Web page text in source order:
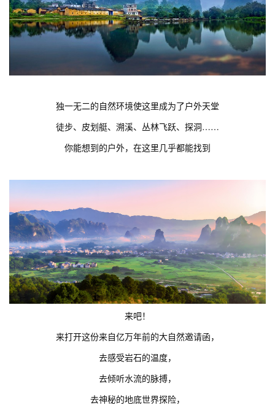
独一无二的自然环境使这里成为了户外天堂
徒步、皮划艇、溯溪、 丛林飞跃、 探洞……
你能想到的户外，在这里几乎都能找到
来吧！
来打开这份来自亿万年前的大自然邀请函，
去感受岩石的温度，
去倾听水流的脉搏，
去神秘的地底世界探险，